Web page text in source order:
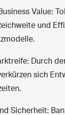
Value:
und
Durch
sich
Sicherheit: